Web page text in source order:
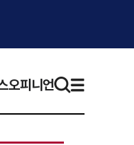
오피니언